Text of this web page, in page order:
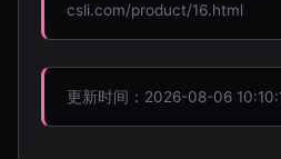
csli.com/product/16.html
更新时间：2026-08-06